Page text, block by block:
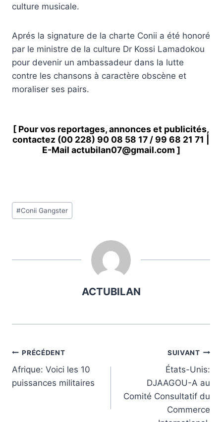
culture musicale.
Aprés la signature de la charte Conii a été honoré
par le ministre de la culture Dr Kossi Lamadokou
pour devenir un ambassadeur dans la lutte
contre les chansons à caractère obscène et
moraliser ses pairs.
[ Pour vos reportages, annonces et publicités,
contactez (00 228) 90 08 58 17 / 99 68 21 71
E-Mail actubilan07@gmail.com ]
Étiquettes
de
#Conii Gangster
ACTUBILAN
Navigation
de
PRÉCÉDENT
Afrique: Voici les 10
puissances militaires
SUIVANT
États-Unis:
DJAAGOU-A au
Comité Consultatif du
Commerce